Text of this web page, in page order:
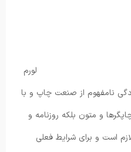
لورم
نامفهوم از صنعت چاپ و با
و متون بلکه روزنامه و
است و برای شرایط فعلی